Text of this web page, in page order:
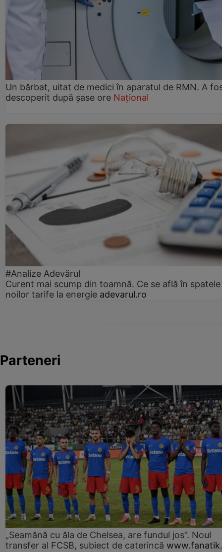
Un bărbat, uitat de medici în aparatul de RMN. A
descoperit după șase ore Național
#Analize Adevărul
Curent mai scump din toamnă. Ce se află în spatele
noilor tarife la energie adevarul.ro
Parteneri
„Seamănă cu ăla de Chelsea, are fundul jos”. Noul
transfer al FCSB, subiect de caterincă